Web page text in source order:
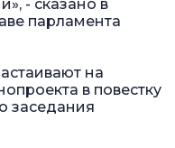
- сказано в
парламента
на
в повестку
заседания